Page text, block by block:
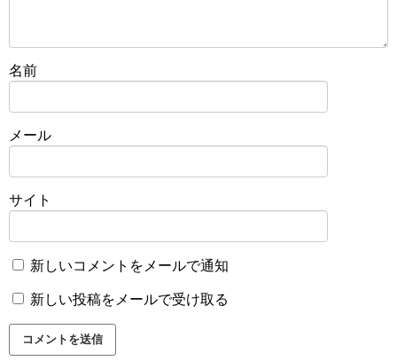
名前
メール
サイト
新しいコメントをメールで通知
新しい投稿をメールで受け取る